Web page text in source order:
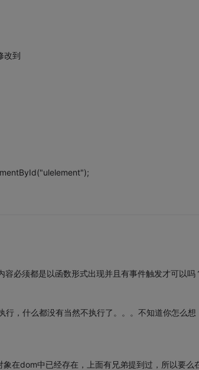
改到
必须都是以函数形式出现并且有事件触发才可以吗
，什么都没有当然不执行了。。。不知道你怎么想
在dom中已经存在，上面有兄弟提到过，所以要么